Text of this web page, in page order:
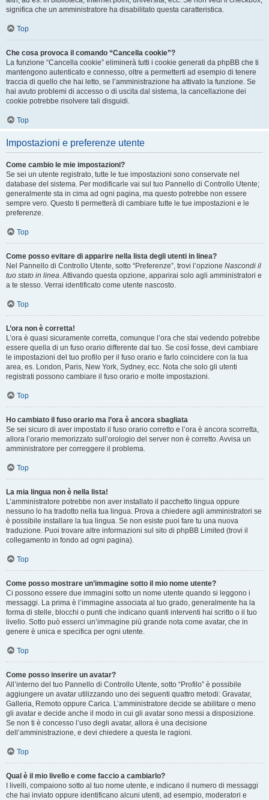
significa che un amministratore ha disabilitato questa caratteristica.
Top
Che cosa provoca il comando “Cancella cookie”?
La funzione “Cancella cookie” eliminerà tutti i cookie generati da phpBB che ti
mantengono autenticato e connesso, oltre a permetterti ad esempio di tenere
traccia di quello che hai letto, se l’amministrazione ha attivato la funzione. Se
hai avuto problemi di accesso o di uscita dal sistema, la cancellazione dei
cookie potrebbe risolvere tali disguidi.
Top
Impostazioni e preferenze utente
Come cambio le mie impostazioni?
Se sei un utente registrato, tutte le tue impostazioni sono conservate nel
database del sistema. Per modificarle vai sul tuo Pannello di Controllo Utente;
generalmente sta in cima ad ogni pagina, ma questo potrebbe non essere
sempre vero. Questo ti permetterà di cambiare tutte le tue impostazioni e le
preferenze.
Top
Come posso evitare di apparire nella lista degli utenti in linea?
Nel Pannello di Controllo Utente, sotto “Preferenze”, trovi l’opzione Nascondi il
tuo stato in linea. Attivando questa opzione, apparirai solo agli amministratori e
a te stesso. Verrai identificato come utente nascosto.
Top
L’ora non è corretta!
L’ora è quasi sicuramente corretta, comunque l’ora che stai vedendo potrebbe
essere quella di un fuso orario differente dal tuo. Se così fosse, devi cambiare
le impostazioni del tuo profilo per il fuso orario e farlo coincidere con la tua
area, es. London, Paris, New York, Sydney, ecc. Nota che solo gli utenti
registrati possono cambiare il fuso orario e molte impostazioni.
Top
Ho cambiato il fuso orario ma l’ora è ancora sbagliata
Se sei sicuro di aver impostato il fuso orario corretto e l’ora è ancora scorretta,
allora l’orario memorizzato sull’orologio del server non è corretto. Avvisa un
amministratore per correggere il problema.
Top
La mia lingua non è nella lista!
L’amministratore potrebbe non aver installato il pacchetto lingua oppure
nessuno lo ha tradotto nella tua lingua. Prova a chiedere agli amministratori se
è possibile installare la tua lingua. Se non esiste puoi fare tu una nuova
traduzione. Puoi trovare altre informazioni sul sito di phpBB Limited (trovi il
collegamento in fondo ad ogni pagina).
Top
Come posso mostrare un’immagine sotto il mio nome utente?
Ci possono essere due immagini sotto un nome utente quando si leggono i
messaggi. La prima è l’immagine associata al tuo grado, generalmente ha la
forma di stelle, blocchi o punti che indicano quanti interventi hai scritto o il tuo
livello. Sotto può esserci un’immagine più grande nota come avatar, che in
genere è unica e specifica per ogni utente.
Top
Come posso inserire un avatar?
All’interno del tuo Pannello di Controllo Utente, sotto “Profilo” è possibile
aggiungere un avatar utilizzando uno dei seguenti quattro metodi: Gravatar,
Galleria, Remoto oppure Carica. L’amministratore decide se abilitare o meno
gli avatar e decide anche il modo in cui gli avatar sono messi a disposizione.
Se non ti è concesso l’uso degli avatar, allora è una decisione
dell’amministrazione, e devi chiedere a questa le ragioni.
Top
Qual è il mio livello e come faccio a cambiarlo?
I livelli, compaiono sotto al tuo nome utente, e indicano il numero di messaggi
che hai inviato oppure identificano alcuni utenti, ad esempio, moderatori e